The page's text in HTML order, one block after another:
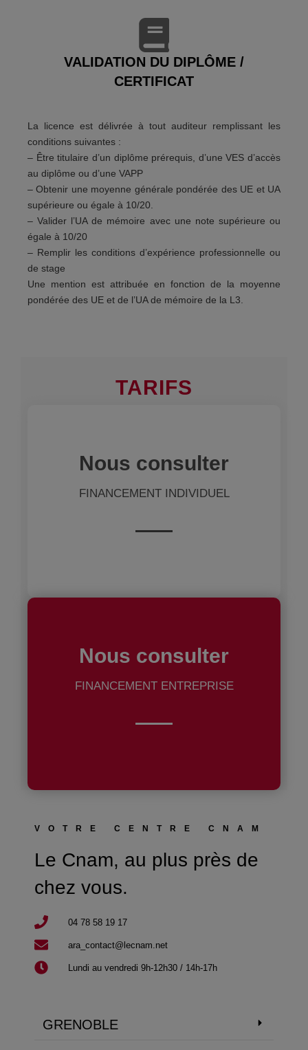
VALIDATION DU DIPLÔME /
CERTIFICAT
La licence est délivrée à tout auditeur remplissant les
conditions suivantes :
– Être titulaire d’un diplôme prérequis, d’une VES d’accès
au diplôme ou d’une VAPP
– Obtenir une moyenne générale pondérée des UE et UA
supérieure ou égale à 10/20.
– Valider l’UA de mémoire avec une note supérieure ou
égale à 10/20
– Remplir les conditions d’expérience professionnelle ou
de stage
Une mention est attribuée en fonction de la moyenne
pondérée des UE et de l’UA de mémoire de la L3.
TARIFS
Nous consulter
FINANCEMENT INDIVIDUEL
Nous consulter
FINANCEMENT ENTREPRISE
VOTRE CENTRE CNAM
Le Cnam, au plus près de
chez vous.
04 78 58 19 17​
ara_contact@lecnam.net
Lundi au vendredi 9h-12h30 / 14h-17h
GRENOBLE